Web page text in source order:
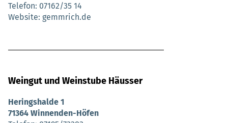
Telefon 07162/35 14
Website gemmrich.de
Weingut und Weinstube Häusser
Heringshalde 1
71364 Winnenden-Höfen